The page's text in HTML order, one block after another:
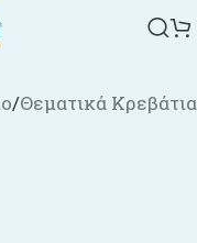
/Θεματικά Κρεβάτια